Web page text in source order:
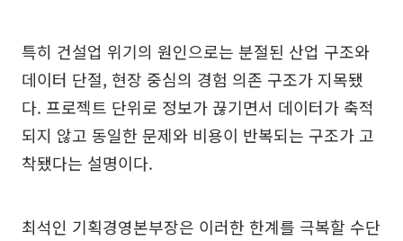
특히 건설업 위기의 원인으로는 분절된 산업 구조와
데이터 단절, 현장 중심의 경험 의존 구조가 지목됐
다. 프로젝트 단위로 정보가 끊기면서 데이터가 축적
되지 않고 동일한 문제와 비용이 반복되는 구조가 고
착됐다는 설명이다.
최석인 기획경영본부장은 이러한 한계를 극복할 수단